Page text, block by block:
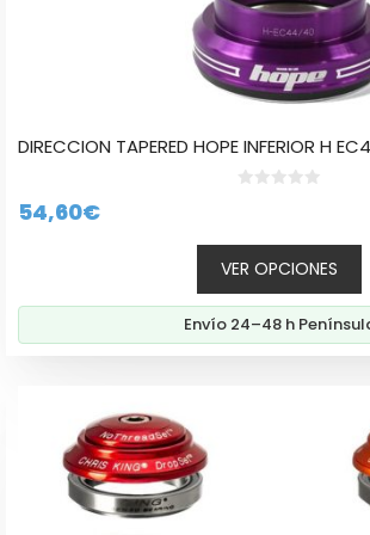
DIRECCION TAPERED HOPE INFERIOR H
5
54,60€
VER OPCIONES
Envío 24–48 h
producto
tiene
múltiples
variantes.